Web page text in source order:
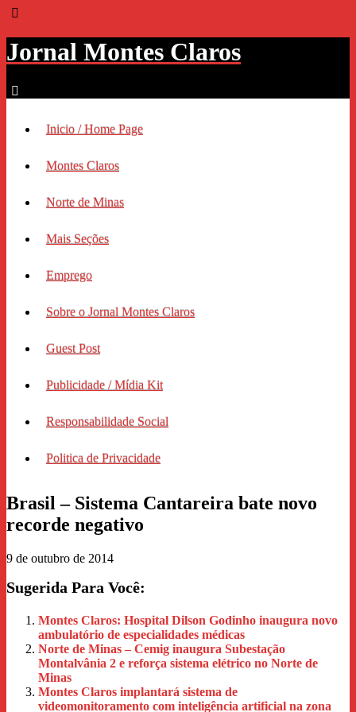
Jornal Montes Claros
Inicio / Home Page
Montes Claros
Norte de Minas
Mais Seções
Emprego
Sobre o Jornal Montes Claros
Guest Post
Publicidade / Mídia Kit
Responsabilidade Social
Politica de Privacidade
Brasil – Sistema Cantareira bate novo
recorde negativo
9 de outubro de 2014
Sugerida Para Você:
Montes Claros: Hospital Dilson Godinho inaugura novo
ambulatório de especialidades médicas
Norte de Minas – Cemig inaugura Subestação
Montalvânia 2 e reforça sistema elétrico no Norte de
Minas
Montes Claros implantará sistema de
videomonitoramento com inteligência artificial na zona